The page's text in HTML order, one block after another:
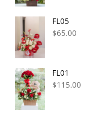
FL05
$65.00
FL01
$115.00